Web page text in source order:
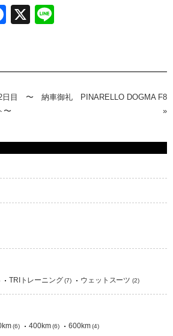
Facebook
X
日目 〜
〜
納車御礼 PINARELLO DOGMA F8
»
TRIトレーニング (7) ウェットスーツ (2)
(6) 400km(6) 600km(4)